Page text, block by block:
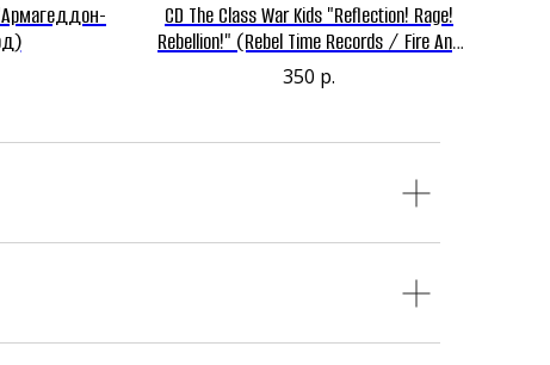
CD The Class War Kids "Reflection! Rage!
Rebellion!" (Rebel Time Records / Fire And
Flames Music)
350 р.